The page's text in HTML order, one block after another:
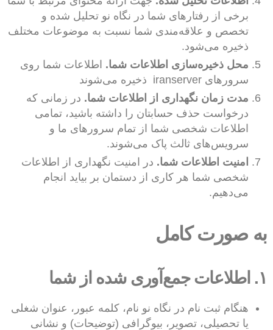
برخی از رفتارهای شما در نگاه نو تحلیل شده و
تخصص و علاقه‌مندی شما نسبت به موضوعات مختلف
ذخیره می‌شود.
محل ذخیره‌سازی اطلاعات شما. اطلاعات شما روی
سرورهای iranserver ذخیره می‌شوند
مدت زمان نگهداری از اطلاعات شما. در زمانی که
درخواست حذف حسابتان را داشته باشید، تمامی
اطلاعات شخصی شما از تمام سرورهای ما و
سرویس‌های ثالث پاک می‌شوند.
امنیت اطلاعات شما. در امنیت نگهداری از اطلاعات
شخصی شما هر کاری از دستمان بر بیاید انجام
می‌دهیم.
به صورت کامل
۱. اطلاعات جمع‌آوری شده از شما
هنگام ثبت نام در نگاه نو نام، کلمه عبور، عنوان شغلی
یا تحصیلی، تصویر، بیوگرافی (توضیحات) و نشانی